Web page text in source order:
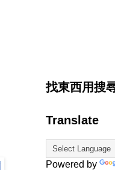
找東西用搜
Translate
Powered by